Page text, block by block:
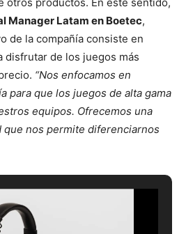
Manager Latam en Boetec,
de la compañía consiste en
disfrutar de los juegos más
“Nos enfocamos en
para que los juegos de alta gama
equipos. Ofrecemos una
nos permite diferenciarnos